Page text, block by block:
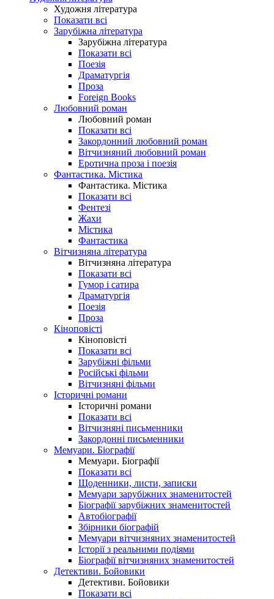
Художня література
Показати всі
Зарубіжна література
Зарубіжна література
Показати всі
Поезія
Драматургія
Проза
Foreign Books
Любовний роман
Любовний роман
Показати всі
Закордонний любовний роман
Вітчизняний любовний роман
Еротична проза і поезія
Фантастика. Містика
Фантастика. Містика
Показати всі
Фентезі
Жахи
Містика
Фантастика
Вітчизняна література
Вітчизняна література
Показати всі
Гумор і сатира
Драматургія
Поезія
Проза
Кіноповісті
Кіноповісті
Показати всі
Зарубіжні фільми
Російські фільми
Вітчизняні фільми
Історичні романи
Історичні романи
Показати всі
Вітчизняні письменники
Закордонні письменники
Мемуари. Біографії
Мемуари. Біографії
Показати всі
Щоденники, листи, записки
Мемуари зарубіжних знаменитостей
Біографії зарубіжних знаменитостей
Автобіографії
Збірники біографій
Мемуари вітчизняних знаменитостей
Історії з реальними подіями
Біографії вітчизняних знаменитостей
Детективи. Бойовики
Детективи. Бойовики
Показати всі